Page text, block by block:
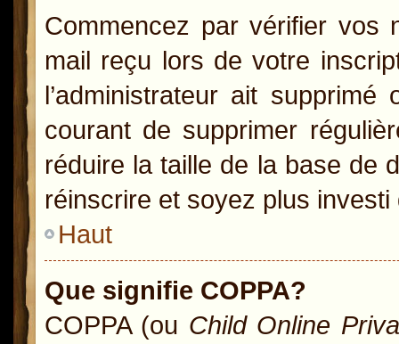
Commencez par vérifier vos
mail reçu lors de votre
l’administrateur ait
courant de supprimer
réduire la taille de la base de
réinscrire et soyez plus
Haut
Que signifie COPPA?
COPPA (ou Child Online